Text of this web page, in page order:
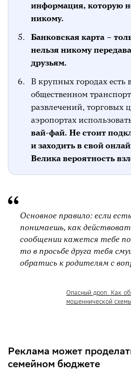
информация, которую
никому.
Банковская карта –
нельзя никому
друзьям.
В крупных городах есть
общественном
развлечений, торговых
аэропортах
вай-фай. Не стоит
и заходить в свой
Велика вероятность
Основное правило: если
понимаешь, как
сообщении кажется тебе
то в просьбе друга тебя
обратись к родителям с
Опасный дроп. Как
мошеннической схемы
Реклама может
семейном бюджете